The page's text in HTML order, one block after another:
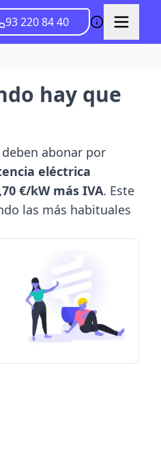
93 220 84 40
hay que
abonar por
eléctrica
€/kW más IVA. Este
las más habituales